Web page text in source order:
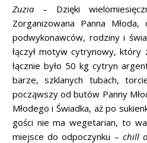
Zuzia– Dzięki
Zorganizowana Panna
podwykonawców, rodziny i
łączył motyw cytrynowy, który
łącznie było 50 kg cytryn
barze, szklanych tubach,
począwszy od butów Panny
Młodego i Świadka, aż po
gości nie ma wegetarian, to
miejsce do odpoczynku – chill